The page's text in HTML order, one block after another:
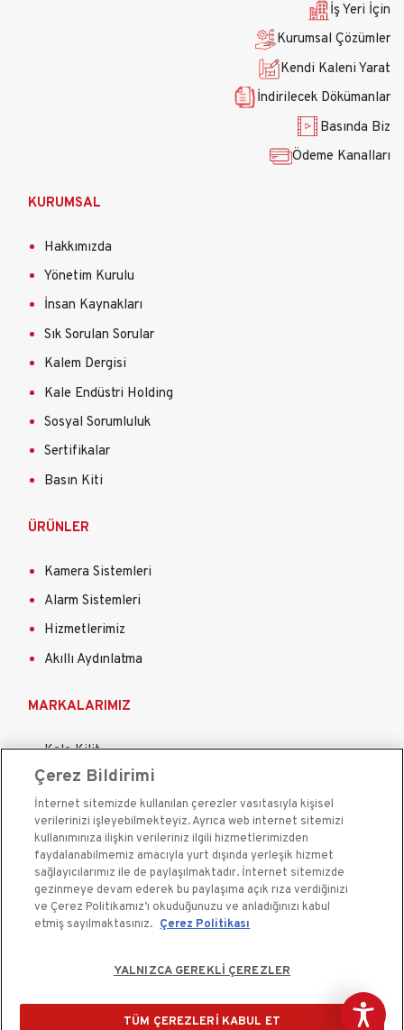
İş Yeri İçin
Kurumsal Çözümler
Kendi Kaleni Yarat
İndirilecek Dökümanlar
Basında Biz
Ödeme Kanalları
KURUMSAL
Hakkımızda
Yönetim Kurulu
İnsan Kaynakları
Sık Sorulan Sorular
Kalem Dergisi
Kale Endüstri Holding
Sosyal Sorumluluk
Sertifikalar
Basın Kiti
ÜRÜNLER
Kamera Sistemleri
Alarm Sistemleri
Hizmetlerimiz
Akıllı Aydınlatma
MARKALARIMIZ
Kale Kilit
Kale Çelik Kapı
Kale Çelik Kasa
Kale Kapı Pencere Sistemleri
Kale Sigorta
Çerez Bildirimi
İnternet sitemizde kullanılan çerezler vasıtasıyla kişisel
verilerinizi işleyebilmekteyiz. Ayrıca web internet sitemizi
kullanımınıza ilişkin verileriniz ilgili hizmetlerimizden
faydalanabilmemiz amacıyla yurt dışında yerleşik hizmet
sağlayıcılarımız ile de paylaşılmaktadır. İnternet sitemizde
gezinmeye devam ederek bu paylaşıma açık rıza verdiğinizi
ve Çerez Politikamız’ı okuduğunuzu ve anladığınızı kabul
etmiş sayılmaktasınız. Çerez Politikası
YALNIZCA GEREKLİ ÇEREZLER
TÜM ÇEREZLERİ KABUL ET